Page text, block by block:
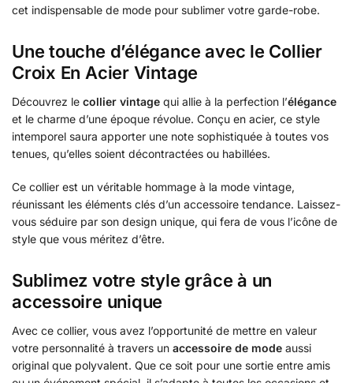
cet indispensable de mode pour sublimer votre garde-robe.
Une touche d’élégance avec le Collier
Croix En Acier Vintage
Découvrez le collier vintage qui allie à la perfection l’élégance
et le charme d’une époque révolue. Conçu en acier, ce style
intemporel saura apporter une note sophistiquée à toutes vos
tenues, qu’elles soient décontractées ou habillées.
Ce collier est un véritable hommage à la mode vintage,
réunissant les éléments clés d’un accessoire tendance. Laissez-
vous séduire par son design unique, qui fera de vous l’icône de
style que vous méritez d’être.
Sublimez votre style grâce à un
accessoire unique
Avec ce collier, vous avez l’opportunité de mettre en valeur
votre personnalité à travers un accessoire de mode aussi
original que polyvalent. Que ce soit pour une sortie entre amis